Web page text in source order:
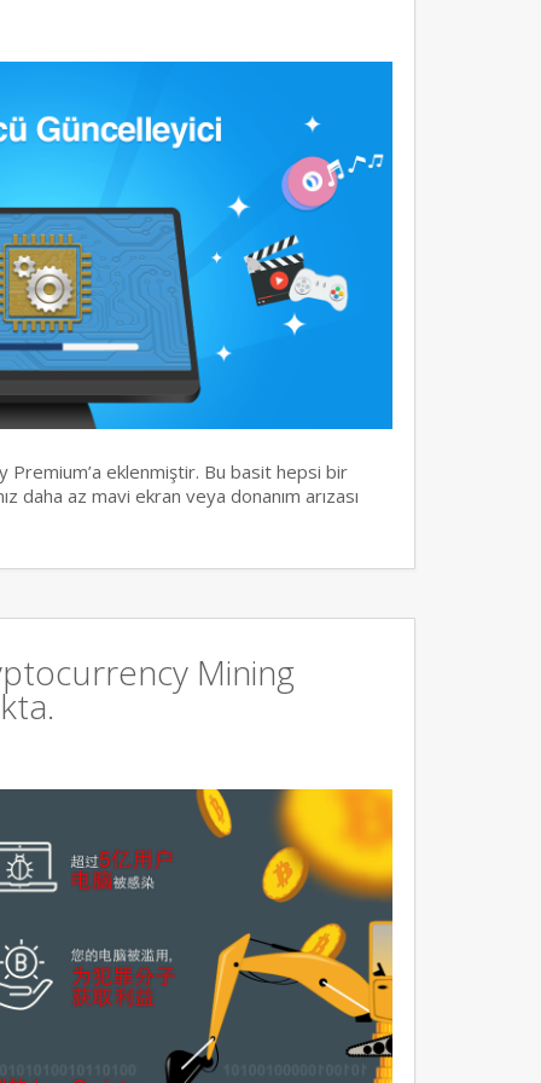
Premium’a eklenmiştir. Bu basit hepsi bir
daha az mavi ekran veya donanım arızası
Mining